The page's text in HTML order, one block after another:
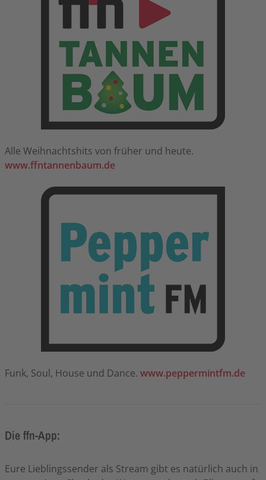
Alle Weihnachtshits von früher und heute.
www.ffntannenbaum.de
Funk, Soul, House und Dance. www.peppermintfm.de
Die ffn-App:
Eure Lieblingssender als Stream gibt es natürlich auch in